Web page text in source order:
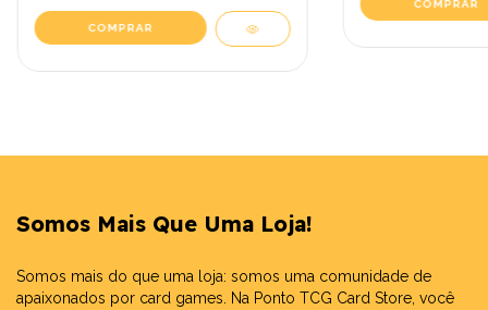
Somos Mais Que Uma Loja!
Somos mais do que uma loja: somos uma comunidade de
apaixonados por card games. Na Ponto TCG Card Store, você